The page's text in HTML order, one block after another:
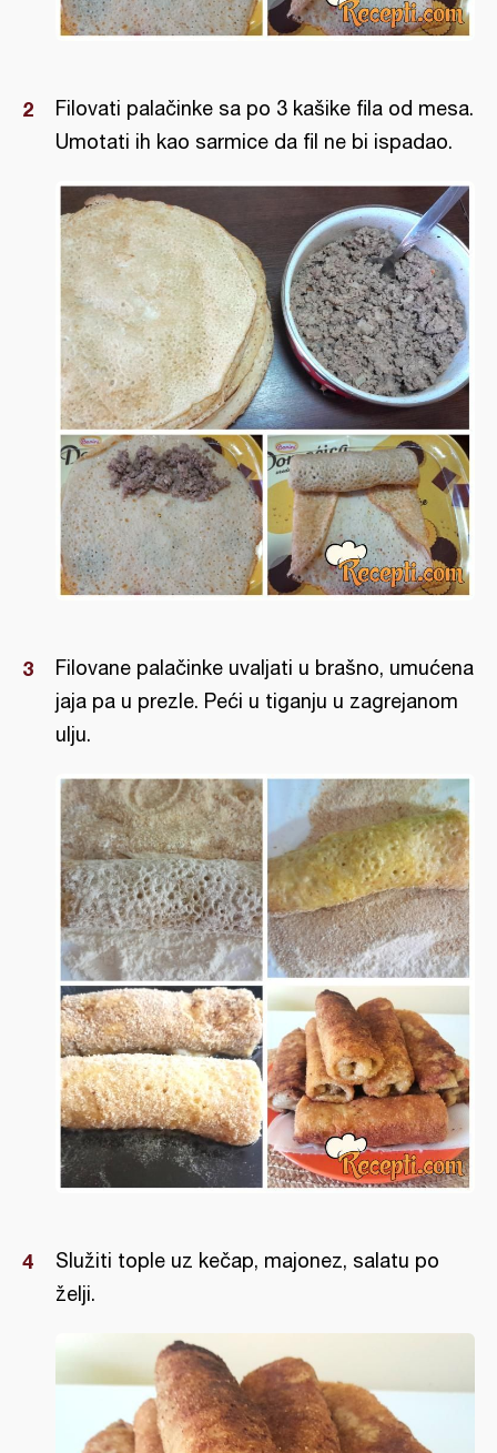
Filovati palačinke sa po 3 kašike fila od mesa.
Umotati ih kao sarmice da fil ne bi ispadao.
Filovane palačinke uvaljati u brašno, umućena
jaja pa u prezle. Peći u tiganju u zagrejanom
ulju.
Služiti tople uz kečap, majonez, salatu po
želji.